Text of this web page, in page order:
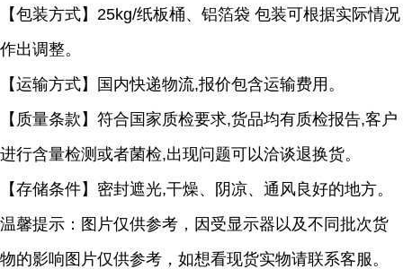
【包装方式】 25kg/纸板桶、铝箔袋 包装可根据实际情况
作出调整。
【运输方式】国内快递物流,报价包含运输费用。
【质量条款】符合国家质检要求,货品均有质检报告,客户
进行含量检测或者菌检,出现问题可以洽谈退换货。
【存储条件】密封遮光,干燥、阴凉、通风良好的地方。
温馨提示：图片仅供参考，因受显示器以及不同批次货
物的影响图片仅供参考，如想看现货实物请联系客服。